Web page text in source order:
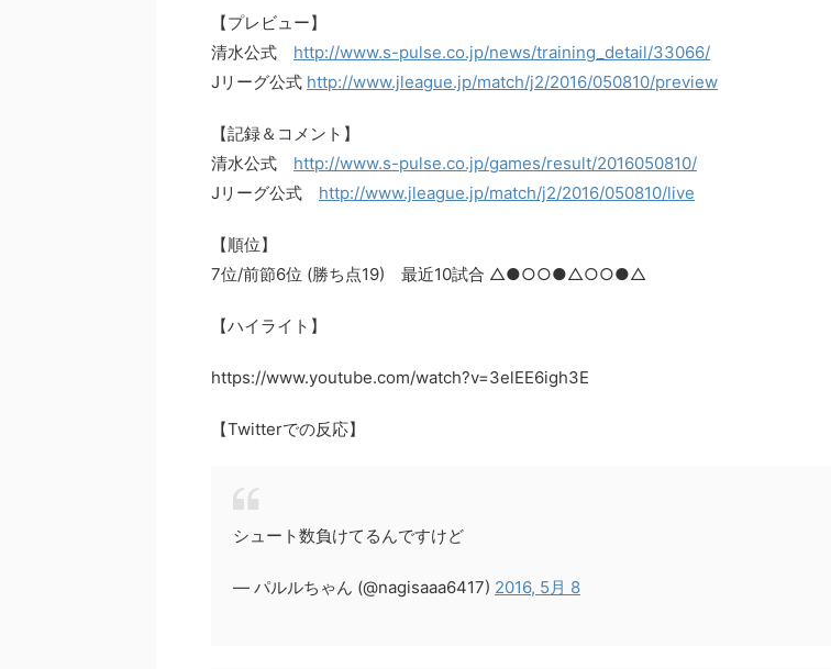
【プレビュー】
清水公式 http://www.s-pulse.co.jp/news/training_detail/33066/
Jリーグ公式 http://www.jleague.jp/match/j2/2016/050810/preview
【記録＆コメント】
清水公式 http://www.s-pulse.co.jp/games/result/2016050810/
Jリーグ公式 http://www.jleague.jp/match/j2/2016/050810/live
【順位】
7位/前節6位 (勝ち点19) 最近10試合 △●○○●△○○●△
【ハイライト】
https://www.youtube.com/watch?v=3elEE6igh3E
【Twitterでの反応】
シュート数負けてるんですけど
— パルルちゃん (@nagisaaa6417) 2016, 5月 8